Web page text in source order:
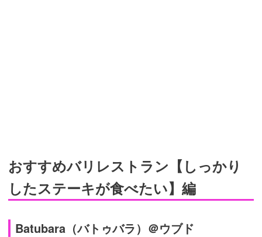
おすすめバリレストラン【しっかり
したステーキが食べたい】編
Batubara（バトゥバラ）＠ウブド